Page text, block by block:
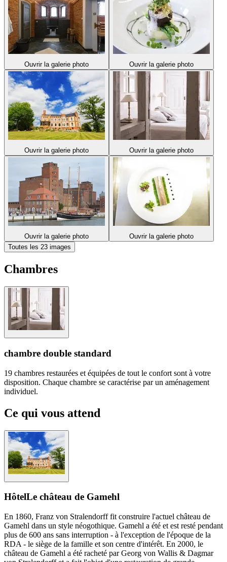
Ouvrir la galerie photo Ouvrir la galerie photo
Ouvrir la galerie photo Ouvrir la galerie photo
Ouvrir la galerie photo
Ouvrir la galerie photo
Toutes les 23 images
Chambres
chambre double standard
19 chambres restaurées et équipées de tout le confort sont à votre
disposition. Chaque chambre se caractérise par un aménagement
individuel.
Ce qui vous attend
HôtelLe château de Gamehl
En 1860, Franz von Stralendorff fit construire l'actuel château de
Gamehl dans un style néogothique. Gamehl a été et est resté pendant
plus de 600 ans sans interruption - à l'exception de l'époque de la
RDA - le siège de la famille et son centre d'intérêt. En 2000, le
château de Gamehl a été racheté par Georg von Wallis & Dagmar